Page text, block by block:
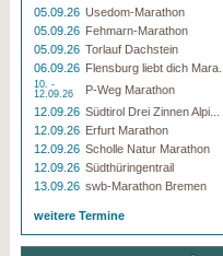
05.09.26 Usedom-Marathon
05.09.26 Fehmarn-Marathon
05.09.26 Torlauf Dachstein
06.09.26 Flensburg liebt dich Mara...
10. -
12.09.26
P-Weg Marathon
12.09.26 Südtirol Drei Zinnen Alpi...
12.09.26 Erfurt Marathon
12.09.26 Scholle Natur Marathon
12.09.26 Südthüringentrail
13.09.26 swb-Marathon Bremen
weitere Termine